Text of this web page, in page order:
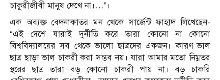
চাকুরীজীবী মানুষ দেখে না।…”।
এক অব্যক্ত বেদনাকাতর মন থেকে সার্জেন্ট ফাহাদ লিখেছেন-
“এই দেশে যারাই দুর্নীতি করে তারা কোনো না কোনো
বিশ্ববিদ্যালয়ের সব থেকে ভালো ছাত্রদের একজন। কারণ ভাল
ছাত্র ছাড়া ভাল চাকরী করা সম্ভব নয়। যারা আমার মতো নিম্নতর
স্থরের ছাত্র তারা বড় কোনো চাকরী পায় না। বড় চাকরি